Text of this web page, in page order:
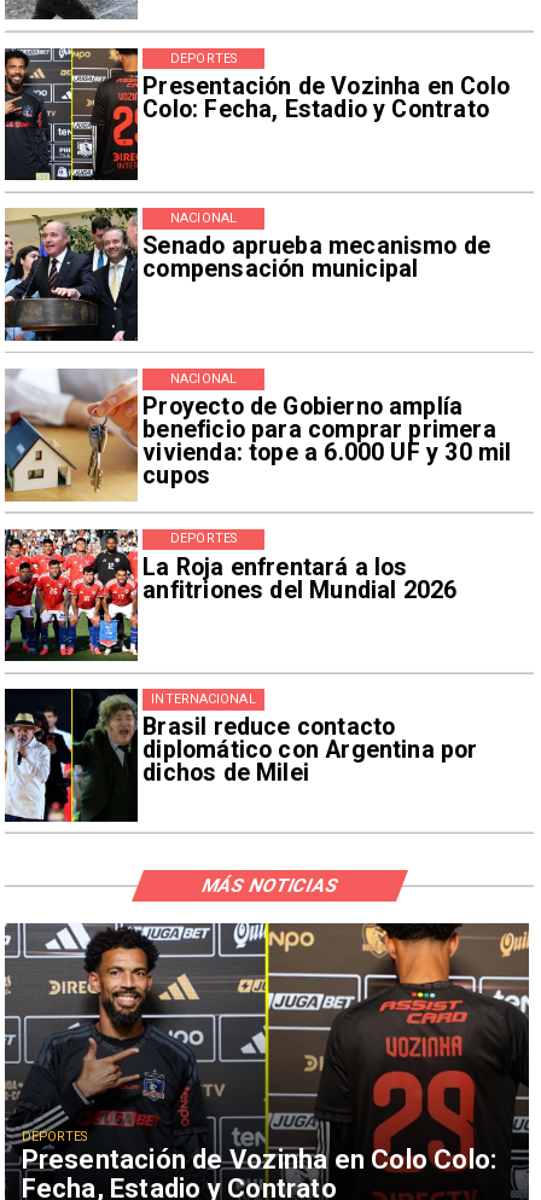
Presentación de Vozinha en Colo
Colo: Fecha, Estadio y Contrato
DEPORTES
Senado aprueba mecanismo de
compensación municipal
NACIONAL
Proyecto de Gobierno amplía
beneficio para comprar primera
vivienda: tope a 6.000 UF y 30 mil
cupos
NACIONAL
La Roja enfrentará a los
anfitriones del Mundial 2026
DEPORTES
Brasil reduce contacto
diplomático con Argentina por
dichos de Milei
INTERNACIONAL
Presentación de Vozinha en Colo Colo:
Fecha, Estadio y Contrato
DEPORTES
MÁS NOTICIAS